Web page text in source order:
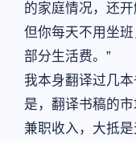
的家庭情况，还开
但你每天不用坐
部分生活费。”
我本身翻译过几
是，翻译书稿的
兼职收入，大抵